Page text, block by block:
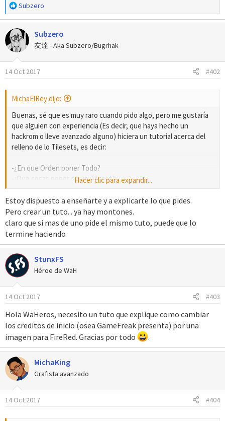
R
e
a
c
c
i
o
n
:
Subzero
Subzero
友達 - Aka Subzero/Bugrhak
14 Oct 2017 #402
MichaElRey dijo:
Buenas, sé que es muy raro cuando pido algo, pero me gustaría
que alguien con experiencia (Es decir, que haya hecho un
hackrom o lleve avanzado alguno) hiciera un tutorial acerca del
relleno de lo Tilesets, es decir:
-¿En que Orden poner Todo?
-¿Que cosas poner en un Tileset?
-¿Que cosas es recomendable poner en cada Paleta? (Esto es
Opcional)
Ya sé que las cosas a poner son muy variadas y dependen de la
ambientación que le quiera dar cada uno a su hack, pero he visto
que varios hacks comparten por así decirlo un "Patrón" al poner
cada cosa, y de ahí me surgió la curiosidad por saber. Sin duda
ayudaría mucho a las personas que quieren empezar un hack, ya
que ahorraría muchos tiles innecesarios o cosas por el estilo...
Hacer clic para expandir...
Estoy dispuesto a enseñarte y a explicarte lo que pides.
Pero crear un tuto... ya hay montones.
claro que si mas de uno pide el mismo tuto, puede que lo
termine haciendo
StunxFS
Héroe de WaH
14 Oct 2017 #403
Hola WaHeros, necesito un tuto que explique como cambiar
los creditos de inicio (osea GameFreak presenta) por una
imagen para FireRed. Gracias por todo
.
MichaKing
Grafista avanzado
14 Oct 2017 #404